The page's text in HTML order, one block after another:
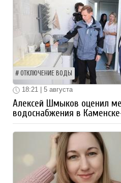
ОТКЛЮЧЕНИЕ ВОДЫ
18:21 | 5 августа
Алексей Шмыков оценил
водоснабжения в